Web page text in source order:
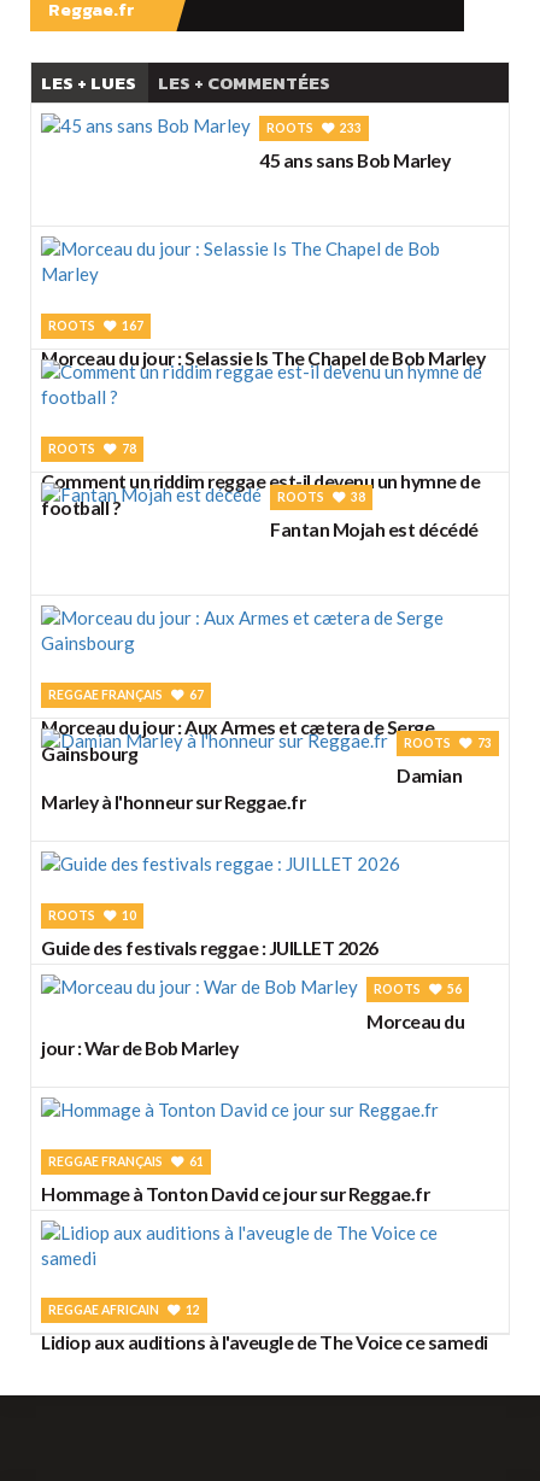
Reggae.fr
LES + LUES LES + COMMENTÉES
ROOTS 233
45 ans sans Bob Marley
ROOTS 167
Morceau du jour : Selassie Is The Chapel de Bob Marley
ROOTS 78
Comment un riddim reggae est-il devenu un hymne de
football ?
ROOTS 38
Fantan Mojah est décédé
REGGAE FRANÇAIS 67
Morceau du jour : Aux Armes et cætera de Serge
Gainsbourg
ROOTS 73
Damian
Marley à l'honneur sur Reggae.fr
ROOTS 10
Guide des festivals reggae : JUILLET 2026
ROOTS 56
Morceau du
jour : War de Bob Marley
REGGAE FRANÇAIS 61
Hommage à Tonton David ce jour sur Reggae.fr
REGGAE AFRICAIN 12
Lidiop aux auditions à l'aveugle de The Voice ce samedi